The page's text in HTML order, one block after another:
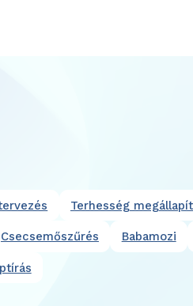
Terhesség
Csecsemőszűrés Babamozi